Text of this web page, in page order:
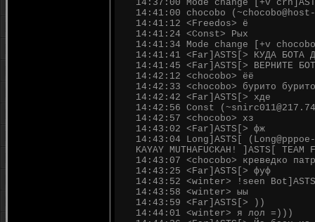
14:37:00 Mode change [+v
14:41:00 chocobo
14:41:12 <Freedos> ё
14:41:24 <Const> Рых
14:41:34 Mode change [+v
14:41:41 <Far]ASTS[> КУДА БОТА
14:41:45 <Far]ASTS[> ВЕРНИТЕ
14:42:12 <chocobo> ёё
14:42:33 <chocobo> бурито бурито
14:42:42 <Far]ASTS[> хде
14:42:56 Const
14:42:57 <chocobo> хз
14:43:02 <Far]ASTS[> фж
14:43:04 Long]ASTS[
KAYAY MUTHAFUCKAH! ]ASTS[ TEAM
14:43:07 <chocobo> креведко
14:43:25 <Far]ASTS[> фуф
14:43:52 <winter> !seen
14:43:58 <winter> ыы
14:43:59 <Far]ASTS[> ))
14:44:01 <winter> я лол =)))